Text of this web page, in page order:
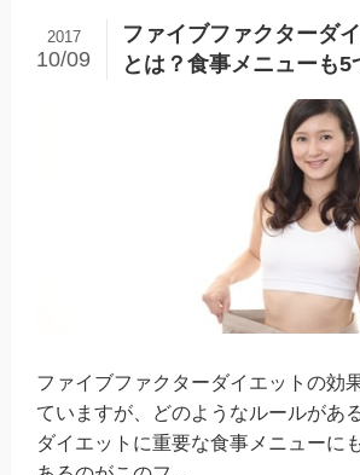
ファイブファクターダ
とは？食事メニューも5
2017
10/09
ファイブファクターダイエットの効
ていますが、どのようなルールがあ
ダイエットに重要な食事メニューに